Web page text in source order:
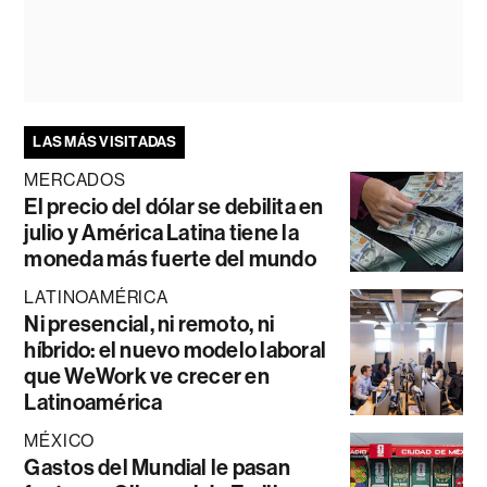
LAS MÁS VISITADAS
MERCADOS
El precio del dólar se debilita en
julio y América Latina tiene la
moneda más fuerte del mundo
LATINOAMÉRICA
Ni presencial, ni remoto, ni
híbrido: el nuevo modelo laboral
que WeWork ve crecer en
Latinoamérica
MÉXICO
Gastos del Mundial le pasan